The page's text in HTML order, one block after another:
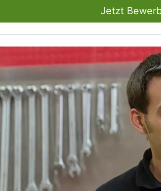
Jetzt